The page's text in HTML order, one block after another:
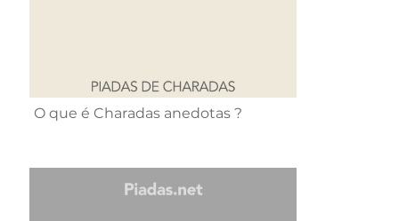
O que é Charadas anedotas ?